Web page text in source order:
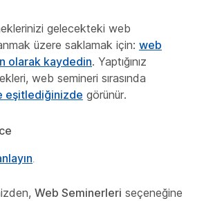
gelecekteki web
üzere saklamak için: web
olarak kaydedin. Yaptığınız
web semineri sırasında
eşitlediğinizde görünür.
Web Seminerleri seçeneğine